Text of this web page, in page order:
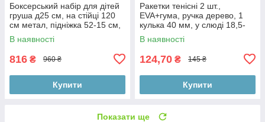
Боксерський набір для дітей
груша д25 см, на стійці 120
см метал, підніжка 52-15 см,
насос
В наявності
816 ₴ 960 ₴
Купити
Ракетки тенісні 2 шт.,
EVA+гума, ручка дерево, 1
кулька 40 мм, у слюді 18,5-
29-4 см
В наявності
124,70 ₴ 145 ₴
Купити
Показати ще